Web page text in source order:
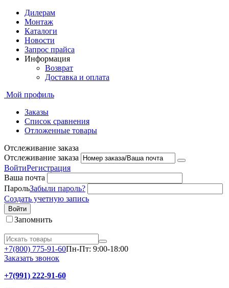
Дилерам
Монтаж
Каталоги
Новости
Запрос прайса
Информация
Возврат
Доставка и оплата
Мой профиль
Заказы
Список сравнения
Отложенные товары
Отслеживание заказа
Отслеживание заказа
ВойтиРегистрация
Ваша почта
ПарольЗабыли пароль?
Создать учетную запись
Войти
Запомнить
+7(800) 775-91-60Пн-Пт: 9:00-18:00
Заказать звонок
+7(991) 222-91-60